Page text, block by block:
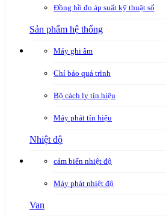
Đồng hồ đo áp suất kỹ thuật số
Sản phẩm hệ thống
Máy ghi âm
Chỉ báo quá trình
Bộ cách ly tín hiệu
Máy phát tín hiệu
Nhiệt độ
cảm biến nhiệt độ
Máy phát nhiệt độ
Van